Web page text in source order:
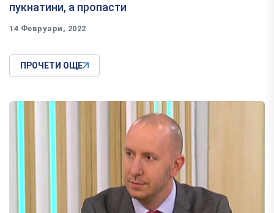
пукнатини, а пропасти
14 Февруари, 2022
ПРОЧЕТИ ОЩЕ